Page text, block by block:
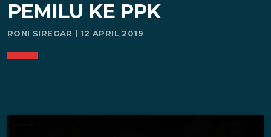
PEMILU KE PPK
RONI SIREGAR | 12 APRIL 2019